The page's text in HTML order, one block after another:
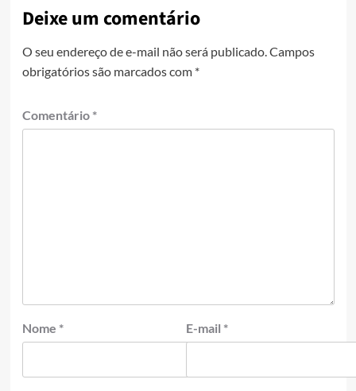
Deixe um comentário
O seu endereço de e-mail não será publicado. Campos
obrigatórios são marcados com *
Comentário *
Nome * E-mail *